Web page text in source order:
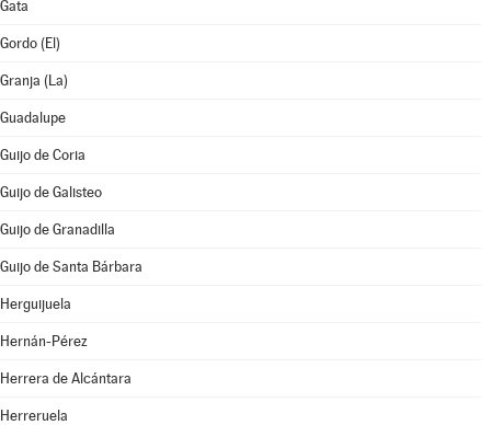
Gata
Gordo (El)
Granja (La)
Guadalupe
Guijo de Coria
Guijo de Galisteo
Guijo de Granadilla
Guijo de Santa Bárbara
Herguijuela
Hernán-Pérez
Herrera de Alcántara
Herreruela